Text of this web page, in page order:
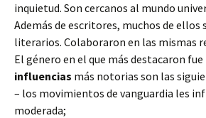
inquietud. Son cercanos al mundo
Además de escritores, muchos de ellos
literarios. Colaboraron en las mismas
El género en el que más destacaron fue
influencias más notorias son las
– los movimientos de vanguardia les
moderada;